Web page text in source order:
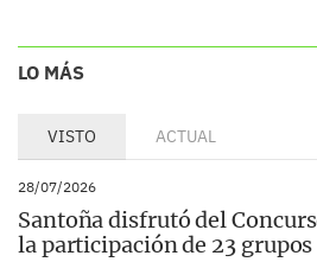
LO MÁS
VISTO ACTUAL
28/07/2026
Santoña disfrutó del
la participación de 23 grupos